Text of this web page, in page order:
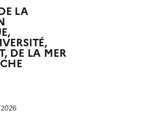
LA
DE LA MER